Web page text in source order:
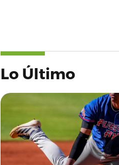
Lo Último